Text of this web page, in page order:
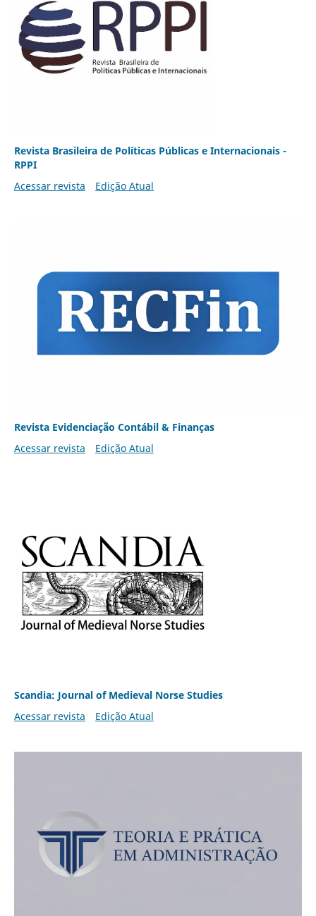
Revista Brasileira de Políticas Públicas e Internacionais -
RPPI
Acessar revista
Edição Atual
Revista Evidenciação Contábil & Finanças
Acessar revista
Edição Atual
Scandia: Journal of Medieval Norse Studies
Acessar revista
Edição Atual